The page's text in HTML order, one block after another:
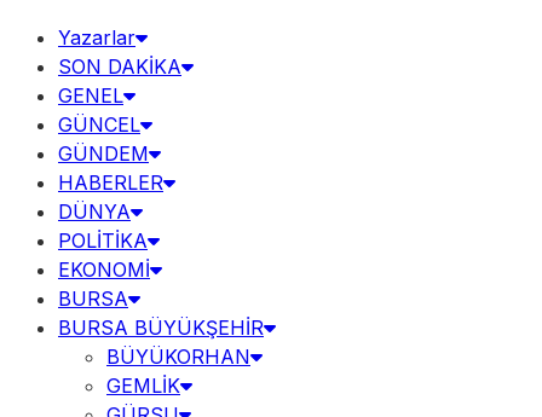
Yazarlar
SON DAKİKA
GENEL
GÜNCEL
GÜNDEM
HABERLER
DÜNYA
POLİTİKA
EKONOMİ
BURSA
BURSA BÜYÜKŞEHİR
BÜYÜKORHAN
GEMLİK